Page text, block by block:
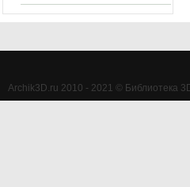
Archik3D.ru 2010 - 2021 © Библиотека